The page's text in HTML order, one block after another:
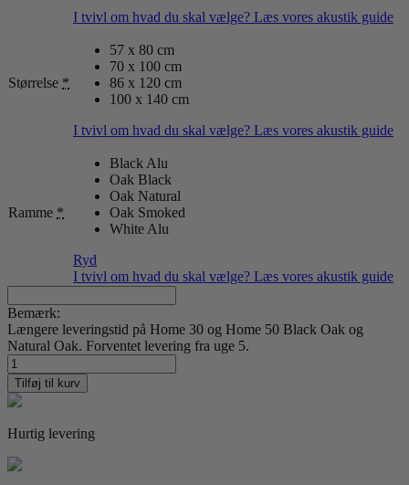
I tvivl om hvad du skal vælge? Læs vores akustik guide
Størrelse *
57 x 80 cm
70 x 100 cm
86 x 120 cm
100 x 140 cm
I tvivl om hvad du skal vælge? Læs vores akustik guide
Ramme *
Black Alu
Oak Black
Oak Natural
Oak Smoked
White Alu
Ryd
I tvivl om hvad du skal vælge? Læs vores akustik guide
Bemærk:
Længere leveringstid på Home 30 og Home 50 Black Oak og
Natural Oak. Forventet levering fra uge 5.
no.
11
antal
Tilføj til kurv
Hurtig levering